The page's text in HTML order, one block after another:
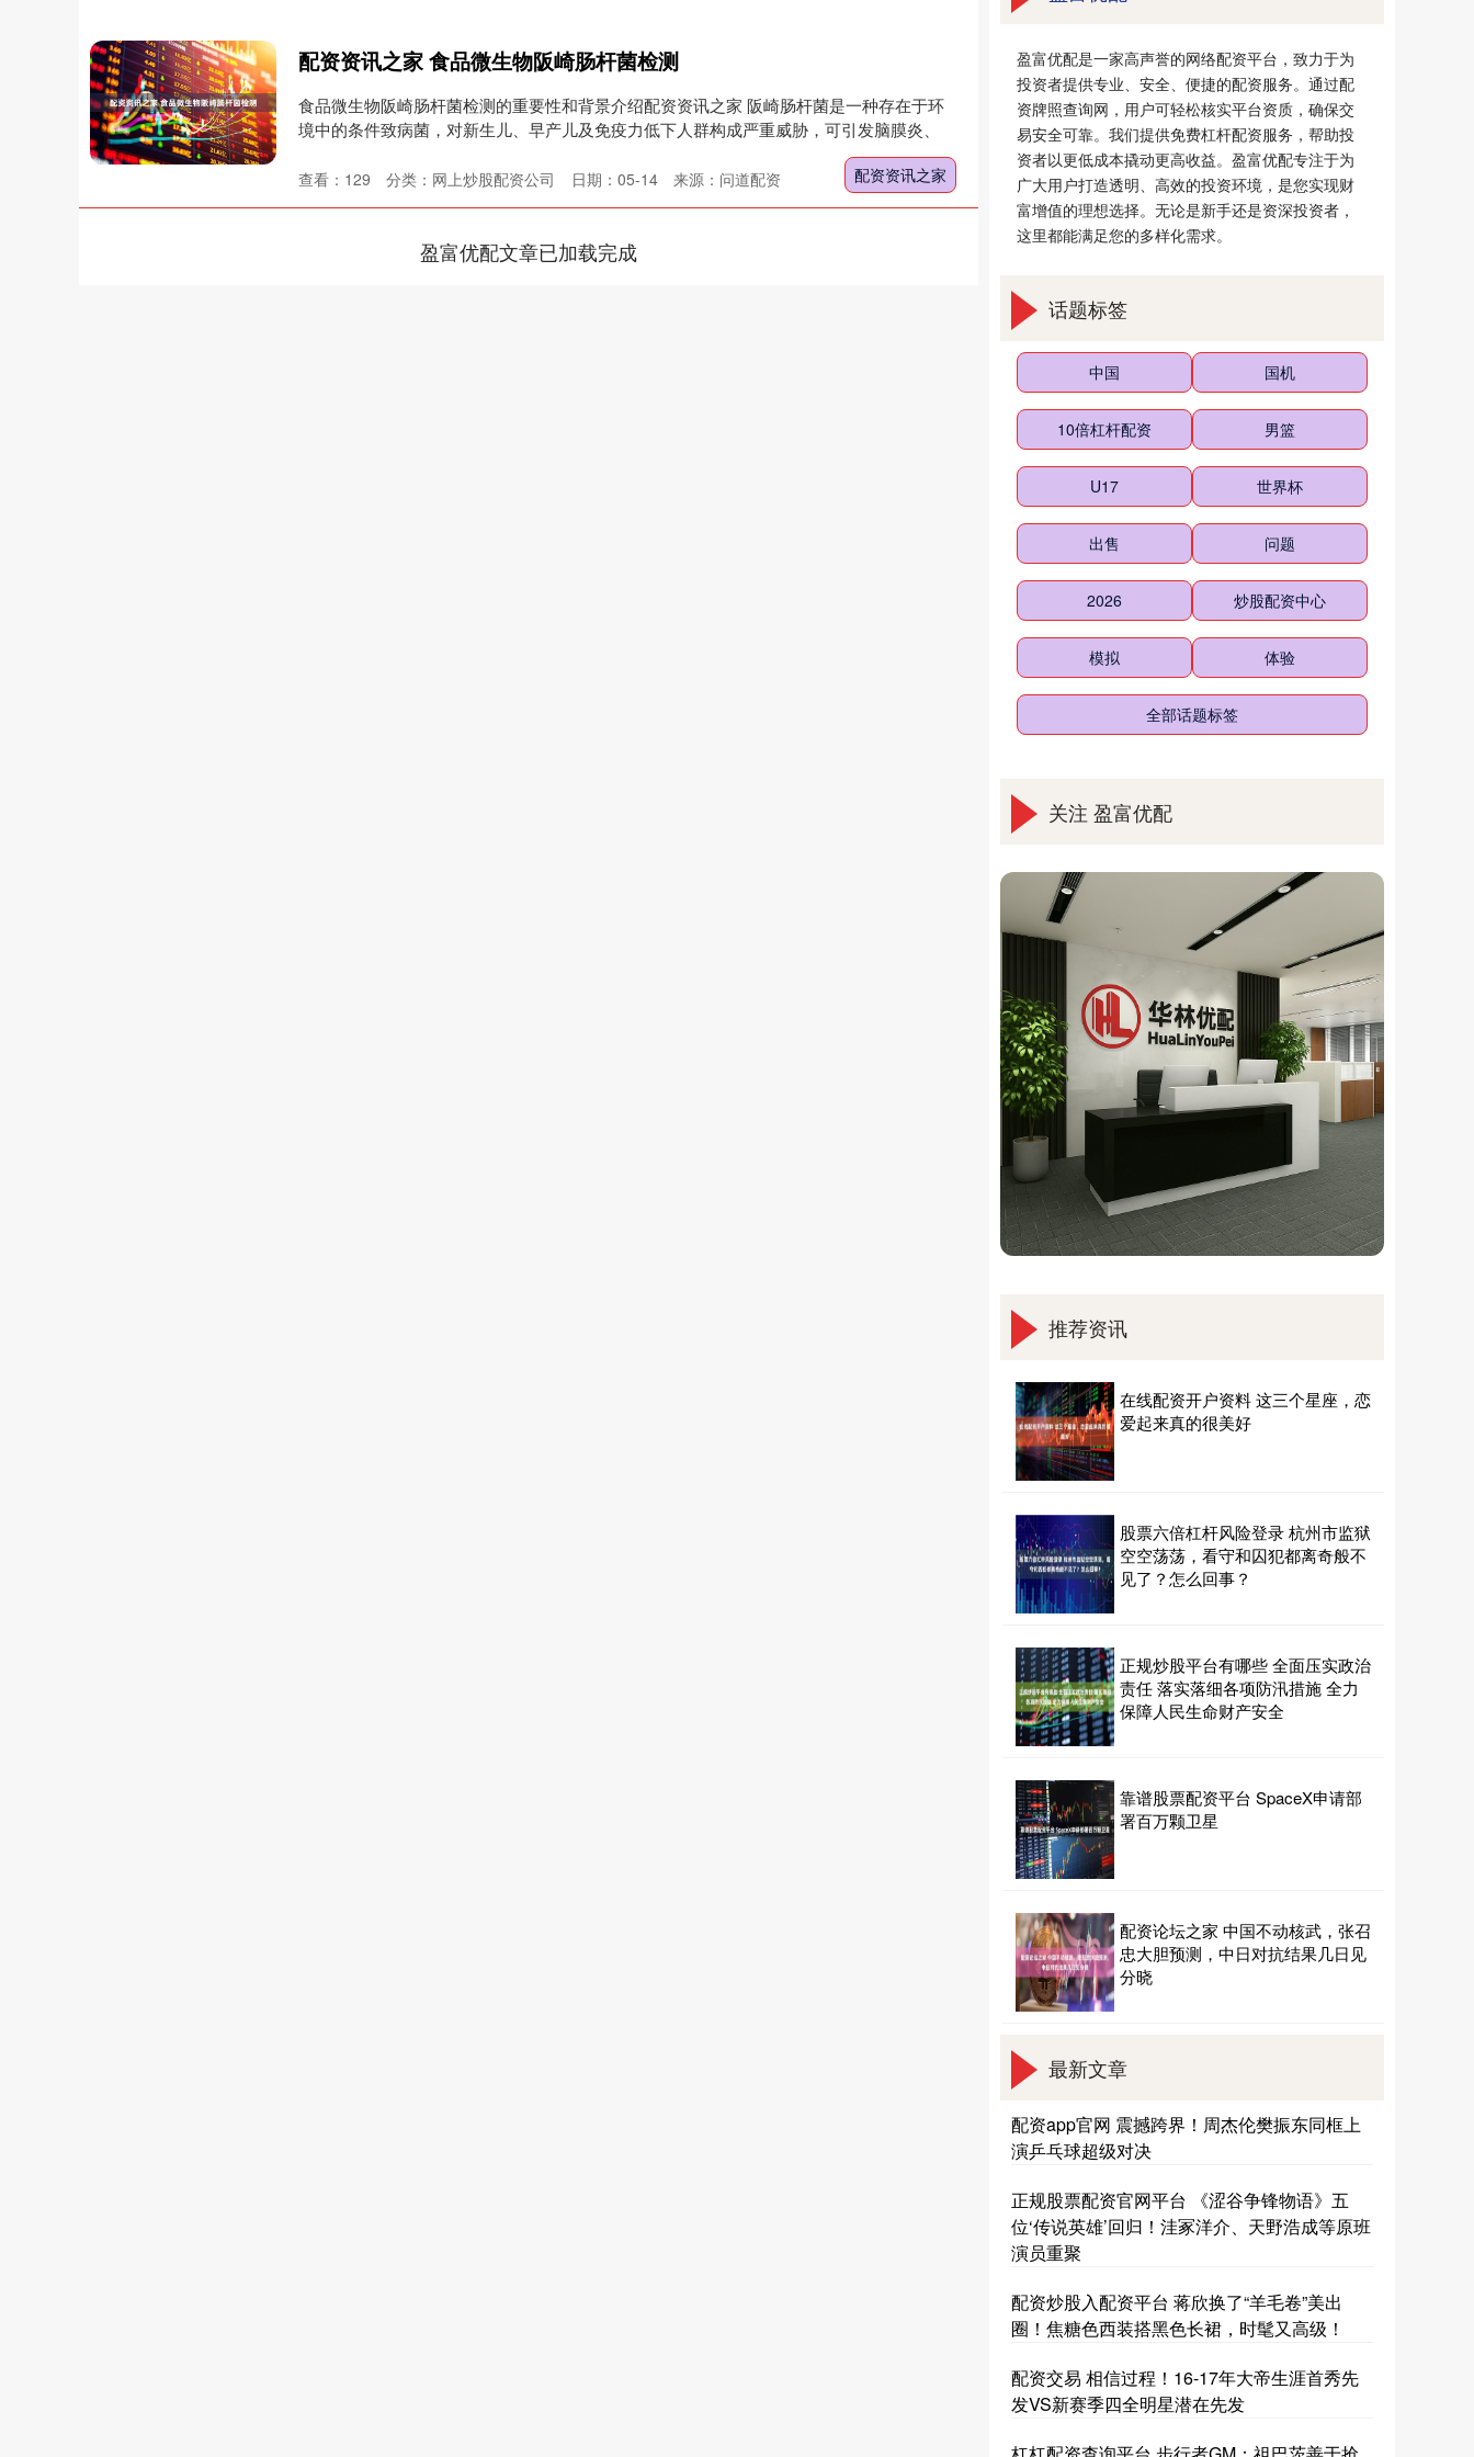
配资资讯之家 食品微生物阪崎肠杆菌检测
食品微生物阪崎肠杆菌检测的重要性和背景介绍配资资讯之家 阪崎肠杆菌是一种存在于环
境中的条件致病菌，对新生儿、早产儿及免疫力低下人群构成严重威胁，可引发脑膜炎、
配资资讯之家
日期：05-14 来源：问道配资
查看： 129 分类： 网上炒股配资公司
盈富优配文章已加载完成
盈富优配是一家高声誉的网络配资平台，致力于为
投资者提供专业、安全、便捷的配资服务。通过配
资牌照查询网，用户可轻松核实平台资质，确保交
易安全可靠。我们提供免费杠杆配资服务，帮助投
资者以更低成本撬动更高收益。盈富优配专注于为
广大用户打造透明、高效的投资环境，是您实现财
富增值的理想选择。无论是新手还是资深投资者，
这里都能满足您的多样化需求。
话题标签
中国 国机
10倍杠杆配资 男篮
U17 世界杯
出售 问题
2026 炒股配资中心
模拟 体验
全部话题标签
关注 盈富优配
推荐资讯
在线配资开户资料 这三个星座，恋
爱起来真的很美好
股票六倍杠杆风险登录 杭州市监狱
空空荡荡，看守和囚犯都离奇般不
见了？怎么回事？
正规炒股平台有哪些 全面压实政治
责任 落实落细各项防汛措施 全力
保障人民生命财产安全
靠谱股票配资平台 SpaceX申请部
署百万颗卫星
配资论坛之家 中国不动核武，张召
忠大胆预测，中日对抗结果几日见
分晓
最新文章
配资app官网 震撼跨界！周杰伦樊振东同框上
演乒乓球超级对决
正规股票配资官网平台 《涩谷争锋物语》五
位‘传说英雄’回归！洼冢洋介、天野浩成等原班
演员重聚
配资炒股入配资平台 蒋欣换了“羊毛卷”美出
圈！焦糖色西装搭黑色长裙，时髦又高级！
配资交易 相信过程！16-17年大帝生涯首秀先
发VS新赛季四全明星潜在先发